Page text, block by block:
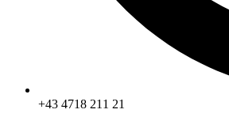
+43 4718 211 21